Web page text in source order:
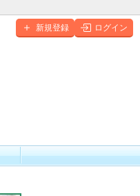
新規登録 ログイン